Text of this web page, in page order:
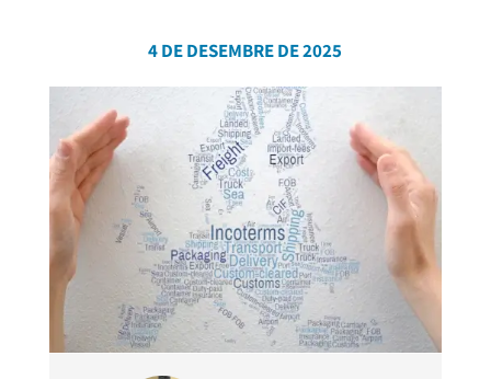
4 DE DESEMBRE DE 2025